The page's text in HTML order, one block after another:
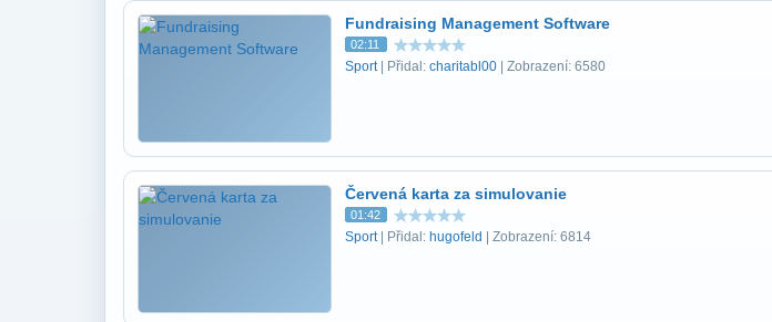
Fundraising Management Software
02:11
Sport| Přidal: charitabl00 | Zobrazení: 6580
Červená karta za simulovanie
01:42
Sport| Přidal: hugofeld | Zobrazení: 6814